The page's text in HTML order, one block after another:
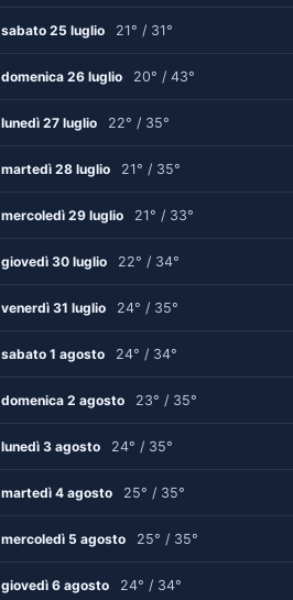
sabato 25 luglio 21° / 31°
domenica 26 luglio 20° / 43°
lunedì 27 luglio 22° / 35°
martedì 28 luglio 21° / 35°
mercoledì 29 luglio 21° / 33°
giovedì 30 luglio 22° / 34°
venerdì 31 luglio 24° / 35°
sabato 1 agosto 24° / 34°
domenica 2 agosto 23° / 35°
lunedì 3 agosto 24° / 35°
martedì 4 agosto 25° / 35°
mercoledì 5 agosto 25° / 35°
giovedì 6 agosto 24° / 34°